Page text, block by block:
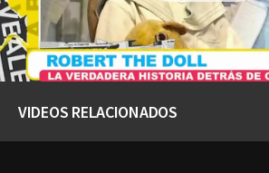
VIDEOS RELACIONADOS